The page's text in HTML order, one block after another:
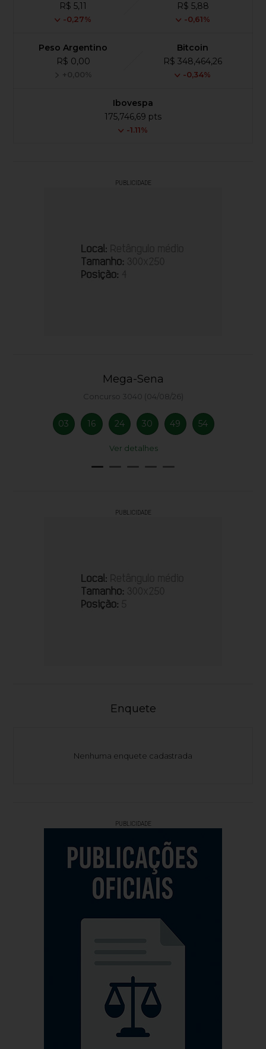
R$ 5,11
-0,27%
R$ 5,88
-0,61%
Peso Argentino
R$ 0,00
+0,00%
Bitcoin
R$ 348,464,26
-0,34%
Ibovespa
175,746,69 pts
-1.11%
PUBLICIDADE
Mega-Sena
Concurso 3040 (04/08/26)
03 16 24 30 49 54
Ver detalhes
PUBLICIDADE
Enquete
Nenhuma enquete cadastrada
PUBLICIDADE